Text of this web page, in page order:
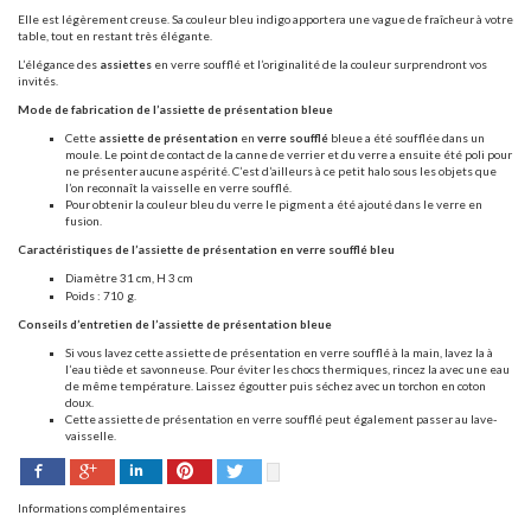
Elle est légèrement creuse. Sa couleur bleu indigo apportera une vague de fraîcheur à votre
table, tout en restant très élégante.
L’élégance des assiettes en verre soufflé et l’originalité de la couleur surprendront vos
invités.
Mode de fabrication de l’assiette de présentation bleue
Cette assiette de présentation en verre soufflé bleue a été soufflée dans un
moule. Le point de contact de la canne de verrier et du verre a ensuite été poli pour
ne présenter aucune aspérité. C’est d’ailleurs à ce petit halo sous les objets que
l’on reconnaît la vaisselle en verre soufflé.
Pour obtenir la couleur bleu du verre le pigment a été ajouté dans le verre en
fusion.
Caractéristiques de l’assiette de présentation en verre soufflé bleu
Diamètre 31 cm, H 3 cm
Poids : 710 g.
Conseils d’entretien de l’assiette de présentation bleue
Si vous lavez cette assiette de présentation en verre soufflé à la main, lavez la à
l’eau tiède et savonneuse. Pour éviter les chocs thermiques, rincez la avec une eau
de même température. Laissez égoutter puis séchez avec un torchon en coton
doux.
Cette assiette de présentation en verre soufflé peut également passer au lave-
vaisselle.
Facebook Google+ LinkedIn Pinterest
Informations complémentaires